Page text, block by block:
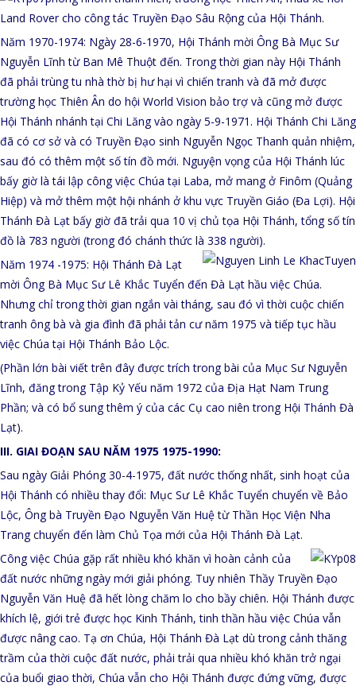
Land Rover cho công tác Truyền Đạo Sâu Rộng của Hội Thánh.
Năm 1970-1974: Ngày 28-6-1970, Hội Thánh mời Ông Bà Mục Sư
Nguyễn Lĩnh từ Ban Mê Thuột đến. Trong thời gian này Hội Thánh
đã phải trùng tu nhà thờ bị hư hại vì chiến tranh và đã mở được
trường học Thiên Ân do hội World Vision bảo trợ và cũng mở được
Hội Thánh nhánh tại Chi Lăng vào ngày 5-9-1971. Hội Thánh Chi Lăng
đã có cơ sở và có Truyền Đạo sinh Nguyễn Ngọc Thanh quản nhiệm,
sau đó có thêm một số tín đồ mới. Nguyện vọng của Hội Thánh lúc
bấy giờ là tái lập công việc Chúa tại Laba, mở mang ở Finôm (Quảng
Hiệp) và mở thêm một hội nhánh ở khu vực Truyền Giáo (Đa Lợi). Hội
Thánh Đà Lạt bấy giờ đã trải qua 10 vị chủ tọa Hội Thánh, tổng số tín
đồ là 783 người (trong đó chánh thức là 338 người).
Năm 1974 -1975: Hội Thánh Đà Lạt
mời Ông Bà Mục Sư Lê Khắc Tuyển đến Đà Lạt hầu việc Chúa.
Nhưng chỉ trong thời gian ngắn vài tháng, sau đó vì thời cuộc chiến
tranh ông bà và gia đình đã phải tản cư năm 1975 và tiếp tục hầu
việc Chúa tại Hội Thánh Bảo Lộc.
(Phần lớn bài viết trên đây được trích trong bài của Mục Sư Nguyễn
Lĩnh, đăng trong Tập Kỷ Yếu năm 1972 của Địa Hạt Nam Trung
Phần; và có bổ sung thêm ý của các Cụ cao niên trong Hội Thánh Đà
Lạt).
III. GIAI ĐOẠN SAU NĂM 1975 1975-1990:
Sau ngày Giải Phóng 30-4-1975, đất nước thống nhất, sinh hoạt của
Hội Thánh có nhiều thay đổi: Mục Sư Lê Khắc Tuyển chuyển về Bảo
Lộc, Ông bà Truyền Đạo Nguyễn Văn Huệ từ Thần Học Viện Nha
Trang chuyển đến làm Chủ Tọa mới của Hội Thánh Đà Lạt.
Công việc Chúa gặp rất nhiều khó khăn vì hoàn cảnh của
đất nước những ngày mới giải phóng. Tuy nhiên Thầy Truyền Đạo
Nguyễn Văn Huệ đã hết lòng chăm lo cho bầy chiên. Hội Thánh được
khích lệ, giới trẻ được học Kinh Thánh, tinh thần hầu việc Chúa vẫn
được nâng cao. Tạ ơn Chúa, Hội Thánh Đà Lạt dù trong cảnh thăng
trầm của thời cuộc đất nước, phải trải qua nhiều khó khăn trở ngại
của buổi giao thời, Chúa vẫn cho Hội Thánh được đứng vững, được